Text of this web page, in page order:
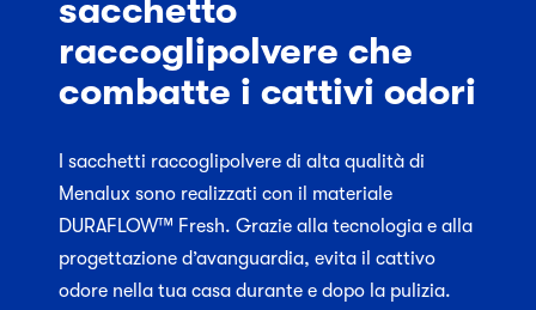
sacchetto
raccoglipolvere che
combatte i cattivi odori
I sacchetti raccoglipolvere di alta qualità di
Menalux sono realizzati con il materiale
DURAFLOW™ Fresh. Grazie alla tecnologia e alla
progettazione d’avanguardia, evita il cattivo
odore nella tua casa durante e dopo la pulizia.